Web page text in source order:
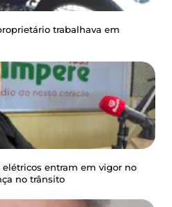
trabalhava em
elétricos entram em vigor no
no trânsito